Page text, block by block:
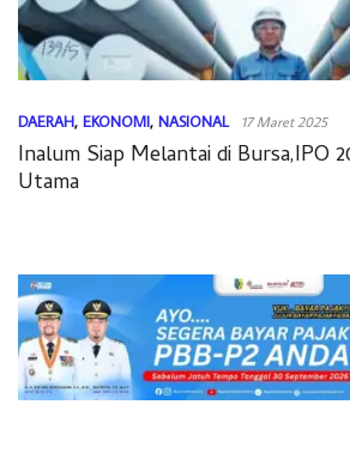
DAERAH, EKONOMI, NASIONAL 17 Maret 2025
Inalum Siap Melantai di Bursa,IPO
Utama